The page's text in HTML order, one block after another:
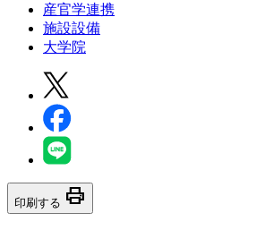
産官学連携
施設設備
大学院
印刷する print